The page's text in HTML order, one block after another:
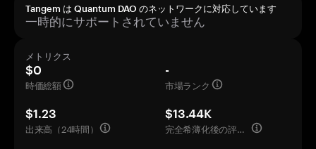
Tangem は Quantum DAO のネットワークに対応しています
一時的にサポートされていません
メトリクス
$0
時価総額
-
市場ランク
$1.23
出来高（24時間）
$13.44K
完全希薄化後の評価額